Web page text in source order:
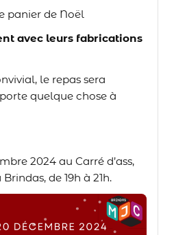
panier de Noël
avec leurs fabrications
le repas sera
quelque chose à
2024 au Carré d’ass,
de 19h à 21h.